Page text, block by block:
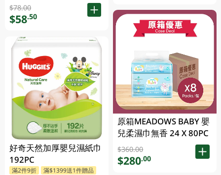
$78.00
$58.50
好奇天然加厚嬰兒濕紙巾
192PC
滿2件9折
滿$1399送1件贈品
原箱MEADOWS BABY 嬰
兒柔濕巾無香 24 X 80PC
$360.00
$280.00